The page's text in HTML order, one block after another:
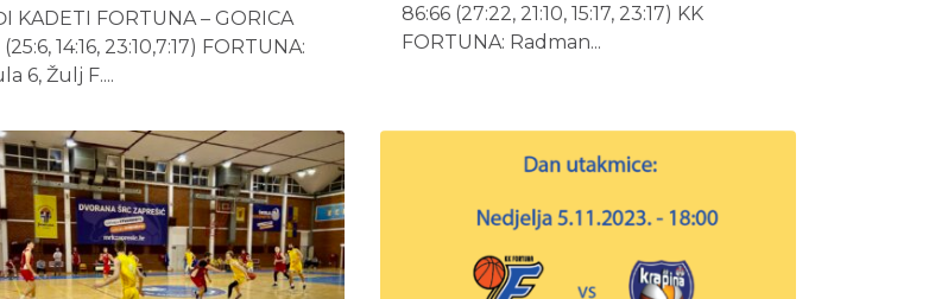
KADETI FORTUNA – GORICA
14:16, 23:10,7:17) FORTUNA:
6, Žulj F....
86:66 (27:22, 21:10, 15:17, 23:17) KK
FORTUNA: Radman...